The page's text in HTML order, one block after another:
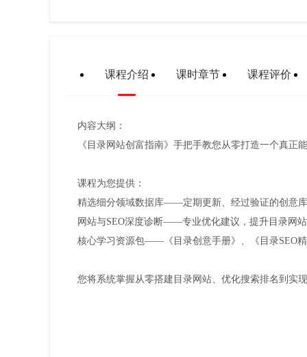
课程介绍 课时章节 课程评价
内容大纲：
《目录网站创富指南》手把手教您从零打造一个真
课程为您提供：
精选细分领域数据库——定期更新、经过验证的创意
网站与SEO深度诊断——专业优化建议，提升目录网
核心学习资源包——《目录创意手册》、《目录SEO
您将系统掌握从零搭建目录网站、优化搜索排名到实